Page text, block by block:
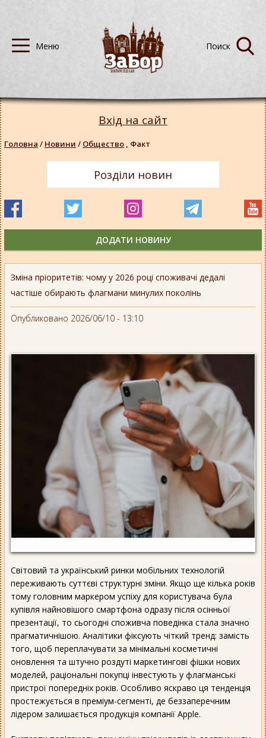
Зміна пріоритетів: чому у 2026 році споживачі дедалі
частіше обирають флагмани минулих поколінь
Опубликовано 2026/06/10 - 13:10
Світовий та український ринки мобільних технологій
переживають суттєві структурні зміни. Якщо ще кілька років
тому головним маркером успіху для користувача була
купівля найновішого смартфона одразу після осінньої
презентації, то сьогодні споживча поведінка стала значно
прагматичнішою. Аналітики фіксують чіткий тренд: замість
того, щоб переплачувати за мінімальні косметичні
оновлення та штучно роздуті маркетингові фішки нових
моделей, раціональні покупці інвестують у флагманські
пристрої попередніх років. Особливо яскраво ця тенденція
простежується в преміум-сегменті, де беззаперечним
лідером залишається продукція компанії Apple.
Вхід на сайт
Головна / Новини / Общество , Факт
Розділи новин
ДОДАТИ НОВИНУ